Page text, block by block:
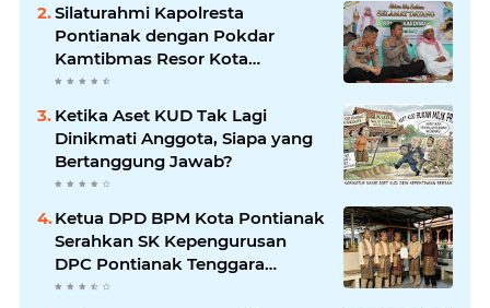
Silaturahmi Kapolresta
Pontianak dengan Pokdar
Kamtibmas Resor Kota
Pontianak
Ketika Aset KUD Tak Lagi
Dinikmati Anggota, Siapa yang
Bertanggung Jawab?
Ketua DPD BPM Kota Pontianak
Serahkan SK Kepengurusan
DPC Pontianak Tenggara
Periode 2026–2029